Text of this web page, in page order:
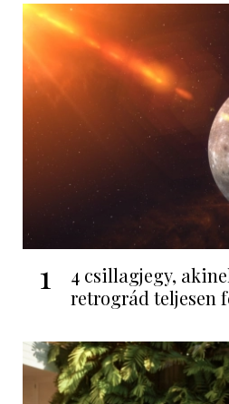
1
4 csillagjegy,
retrográd teljesen